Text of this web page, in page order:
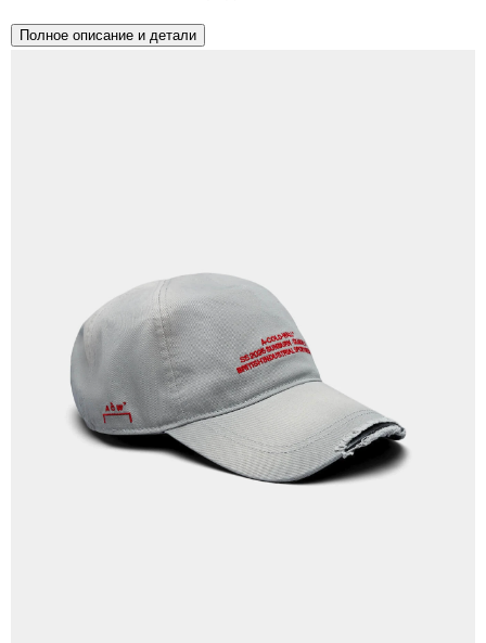
Полное описание и детали